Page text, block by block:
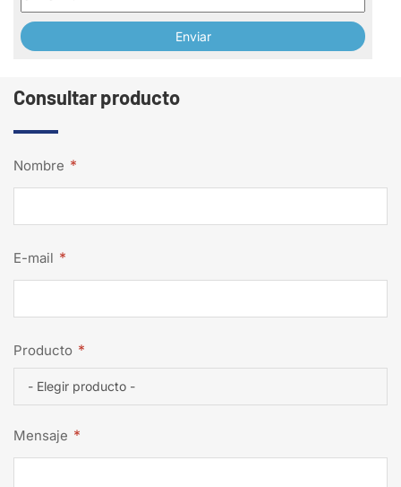
Consultar producto
Nombre *
E-mail *
Producto *
Mensaje *